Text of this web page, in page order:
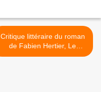
Critique littéraire du roman
de Fabien Hertier, Le
monde après la pluie. >